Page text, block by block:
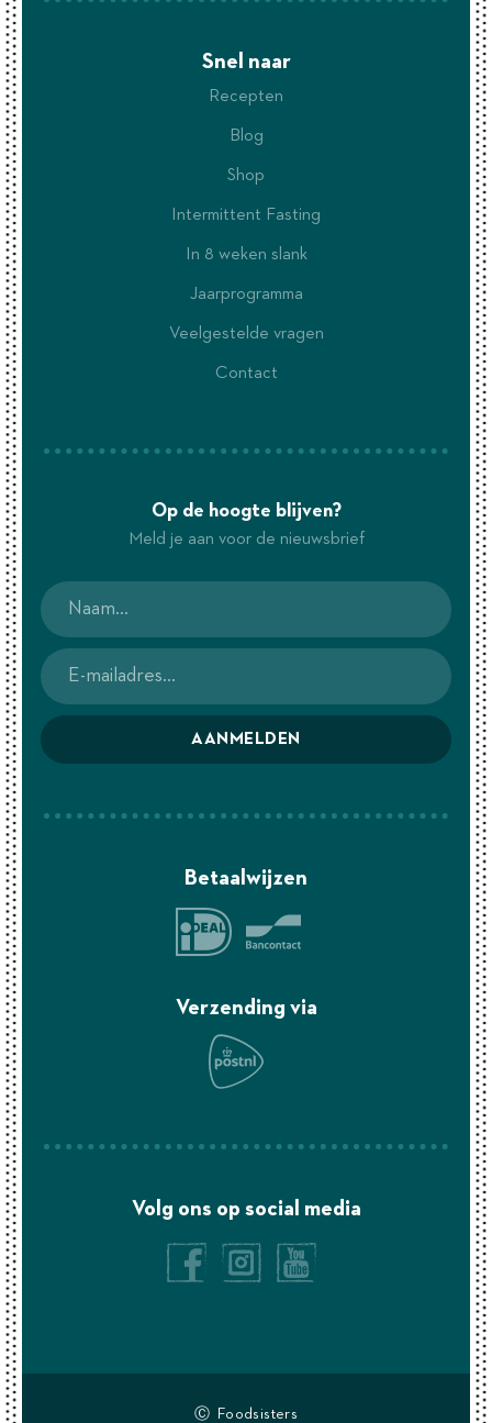
Snel naar
Recepten
Blog
Shop
Intermittent Fasting
In 8 weken slank
Jaarprogramma
Veelgestelde vragen
Contact
Op de hoogte blijven?
Meld je aan voor de nieuwsbrief
AANMELDEN
Betaalwijzen
Verzending via
Volg ons op social media
Ⓒ Foodsisters